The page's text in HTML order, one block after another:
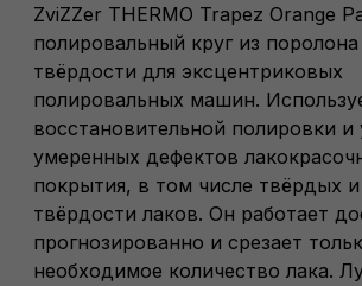
ZviZZer THERMO Trapez Orange
полировальный круг из
твёрдости для эксцентриковых
полировальных машин.
восстановительной полировки и
умеренных дефектов
покрытия, в том числе твёрдых
твёрдости лаков. Он работает
прогнозированно и срезает
необходимое количество лака.